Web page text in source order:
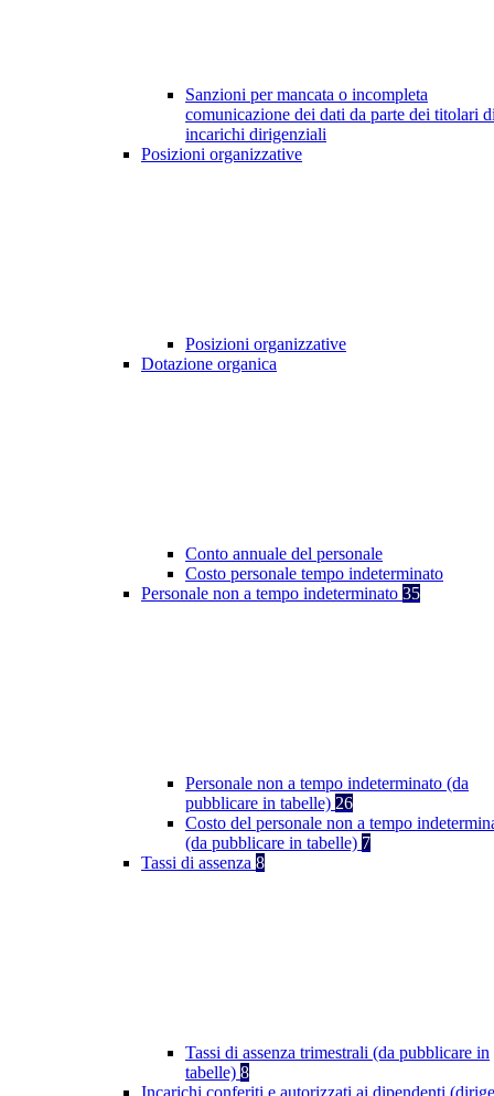
Sanzioni per mancata o incompleta
comunicazione dei dati da parte dei titolari
incarichi dirigenziali
Posizioni organizzative
Posizioni organizzative
Dotazione organica
Conto annuale del personale
Costo personale tempo indeterminato
Personale non a tempo indeterminato 35
Personale non a tempo indeterminato (da
pubblicare in tabelle) 26
Costo del personale non a tempo
(da pubblicare in tabelle) 7
Tassi di assenza 8
Tassi di assenza trimestrali (da pubblicare in
tabelle) 8